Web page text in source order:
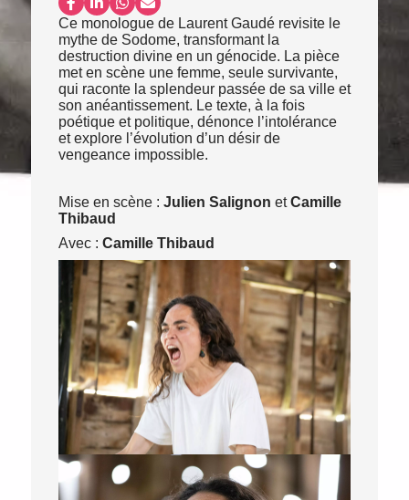
Partager sur Facebook
Partager sur LinkedIn
Partager sur WhatsApp
Partager par email
Ce monologue de Laurent Gaudé revisite le
mythe de Sodome, transformant la
destruction divine en un génocide. La pièce
met en scène une femme, seule survivante,
qui raconte la splendeur passée de sa ville et
son anéantissement. Le texte, à la fois
poétique et politique, dénonce l’intolérance
et explore l’évolution d’un désir de
vengeance impossible.
Mise en scène : Julien Salignon etCamille
Thibaud
Avec : Camille Thibaud